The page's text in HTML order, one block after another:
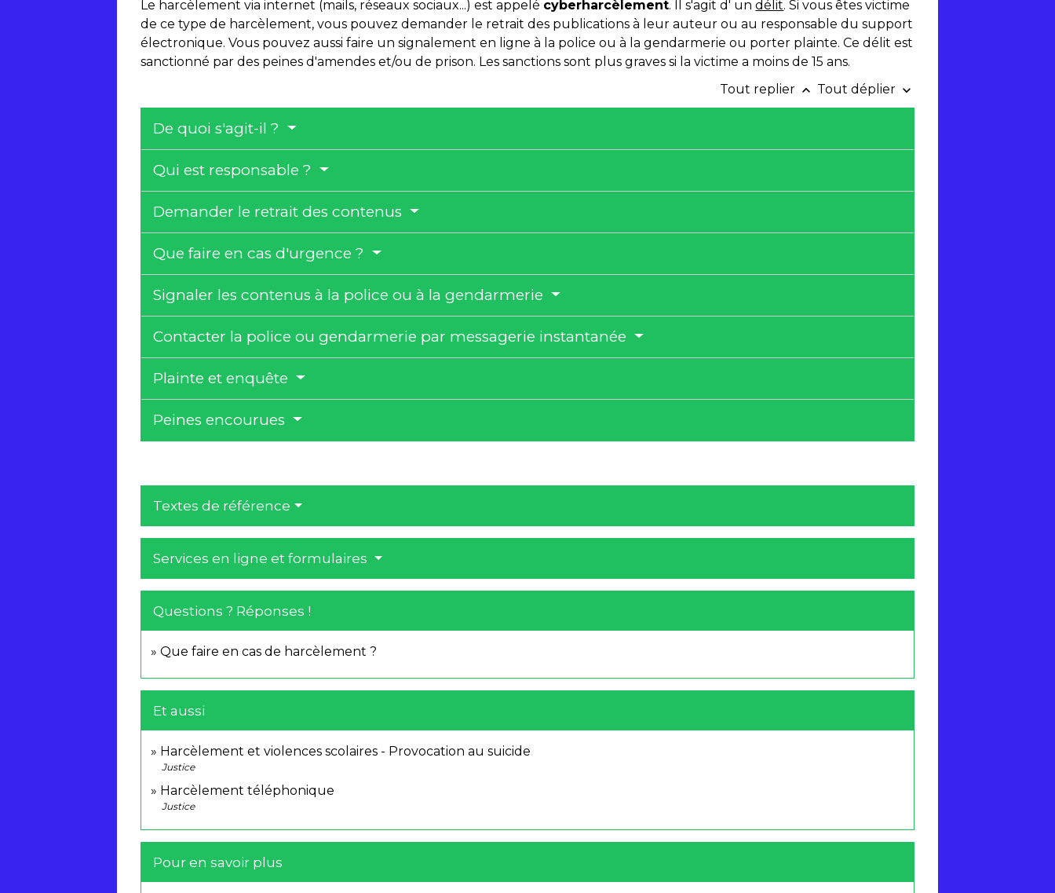
Le harcèlement via internet (mails, réseaux sociaux...) est appelé cyberharcèlement. Il s'agit d' undélit. Si vous êtes victime
de ce type de harcèlement, vous pouvez demander le retrait des publications à leur auteur ou au responsable du support
électronique. Vous pouvez aussi faire un signalement en ligne à la police ou à la gendarmerie ou porter plainte. Ce délit est
sanctionné par des peines d'amendes et/ou de prison. Les sanctions sont plus graves si la victime a moins de 15 ans.
Tout replier keyboard_arrow_up Tout déplier keyboard_arrow_down
De quoi s'agit-il ?
Qui est responsable ?
Demander le retrait des contenus
Que faire en cas d'urgence ?
Signaler les contenus à la police ou à la gendarmerie
Contacter la police ou gendarmerie par messagerie instantanée
Plainte et enquête
Peines encourues
Textes de référence
Services en ligne et formulaires
Questions ? Réponses !
Que faire en cas de harcèlement ?
Et aussi
Harcèlement et violences scolaires - Provocation au suicide
Justice
Harcèlement téléphonique
Justice
Pour en savoir plus